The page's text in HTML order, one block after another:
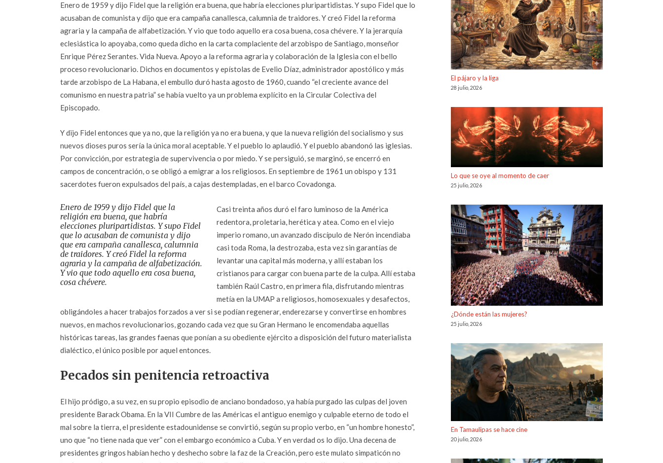
Enero de 1959 y dijo Fidel que la religión era buena, que habría elecciones pluripartidistas. Y supo Fidel que lo
acusaban de comunista y dijo que era campaña canallesca, calumnia de traidores. Y creó Fidel la reforma
agraria y la campaña de alfabetización. Y vio que todo aquello era cosa buena, cosa chévere. Y la jerarquía
eclesiástica lo apoyaba, como queda dicho en la carta complaciente del arzobispo de Santiago, monseñor
Enrique Pérez Serantes. Vida Nueva. Apoyo a la reforma agraria y colaboración de la Iglesia con el bello
proceso revolucionario. Dichos en documentos y epístolas de Evelio Díaz, administrador apostólico y más
tarde arzobispo de La Habana, el embullo duró hasta agosto de 1960, cuando “el creciente avance del
comunismo en nuestra patria” se había vuelto ya un problema explícito en la Circular Colectiva del
Episcopado.
Y dijo Fidel entonces que ya no, que la religión ya no era buena, y que la nueva religión del socialismo y sus
nuevos dioses puros sería la única moral aceptable. Y el pueblo lo aplaudió. Y el pueblo abandonó las iglesias.
Por convicción, por estrategia de supervivencia o por miedo. Y se persiguió, se marginó, se encerró en
campos de concentración, o se obligó a emigrar a los religiosos. En septiembre de 1961 un obispo y 131
sacerdotes fueron expulsados del país, a cajas destempladas, en el barco Covadonga.
Enero de 1959 y dijo Fidel que la
religión era buena, que habría
elecciones pluripartidistas. Y supo Fidel
que lo acusaban de comunista y dijo
que era campaña canallesca, calumnia
de traidores. Y creó Fidel la reforma
agraria y la campaña de alfabetización.
Y vio que todo aquello era cosa buena,
cosa chévere.
Casi treinta años duró el faro luminoso de la América
redentora, proletaria, herética y atea. Como en el viejo
imperio romano, un avanzado discípulo de Nerón incendiaba
casi toda Roma, la destrozaba, esta vez sin garantías de
levantar una capital más moderna, y allí estaban los
cristianos para cargar con buena parte de la culpa. Allí estaba
también Raúl Castro, en primera fila, disfrutando mientras
metía en la UMAP a religiosos, homosexuales y desafectos,
obligándoles a hacer trabajos forzados a ver si se podían regenerar, enderezarse y convertirse en hombres
nuevos, en machos revolucionarios, gozando cada vez que su Gran Hermano le encomendaba aquellas
históricas tareas, las grandes faenas que ponían a su obediente ejército a disposición del futuro materialista
dialéctico, el único posible por aquel entonces.
Pecados sin penitencia retroactiva
El hijo pródigo, a su vez, en su propio episodio de anciano bondadoso, ya había purgado las culpas del joven
presidente Barack Obama. En la VII Cumbre de las Américas el antiguo enemigo y culpable eterno de todo el
mal sobre la tierra, el presidente estadounidense se convirtió, según su propio verbo, en “un hombre honesto”,
uno que “no tiene nada que ver” con el embargo económico a Cuba. Y en verdad os lo dijo. Una decena de
presidentes gringos habían hecho y deshecho sobre la faz de la Creación, pero este mulato simpaticón no
El pájaro y la liga
28 julio, 2026
Lo que se oye al momento de caer
25 julio, 2026
¿Dónde están las mujeres?
25 julio, 2026
En Tamaulipas se hace cine
20 julio, 2026